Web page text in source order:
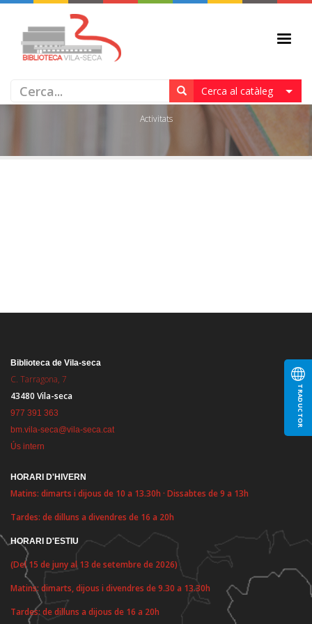
TRADUCTOR
Cerca al catàleg
ACTIVITATS
Activitats
Biblioteca de Vila-seca
C. Tarragona, 7
43480 Vila-seca
977 391 363
bm.vila-seca@vila-seca.cat
Ús intern
HORARI D'HIVERN
Matins: dimarts i dijous de 10 a 13.30h · Dissabtes de 9 a 13h
Tardes: de dilluns a divendres de 16 a 20h
HORARI D'ESTIU
(Del 15 de juny al 13 de setembre de 2026)
Matins: dimarts, dijous i divendres de 9.30 a 13.30h
Tardes: de dilluns a dijous de 16 a 20h